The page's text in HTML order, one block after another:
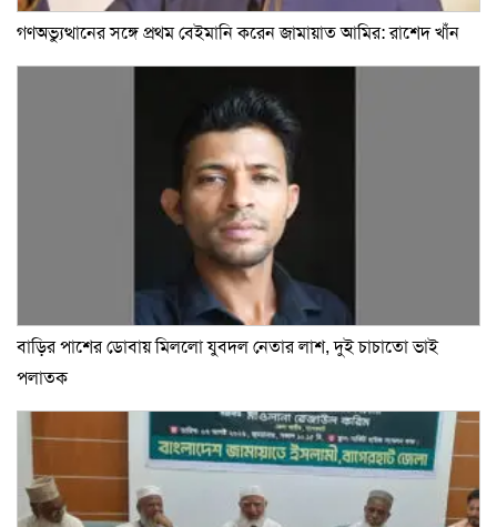
গণঅভ্যুত্থানের সঙ্গে প্রথম বেইমানি করেন জামায়াত আমির: রাশেদ খাঁন
বাড়ির পাশের ডোবায় মিললো যুবদল নেতার লাশ, দুই চাচাতো ভাই
পলাতক